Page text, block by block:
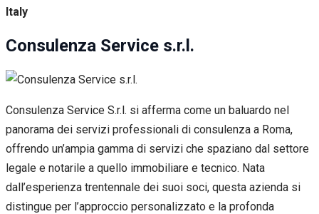
Italy
Consulenza Service s.r.l.
Consulenza Service S.r.l. si afferma come un baluardo nel
panorama dei servizi professionali di consulenza a Roma,
offrendo un’ampia gamma di servizi che spaziano dal settore
legale e notarile a quello immobiliare e tecnico. Nata
dall’esperienza trentennale dei suoi soci, questa azienda si
distingue per l’approccio personalizzato e la profonda